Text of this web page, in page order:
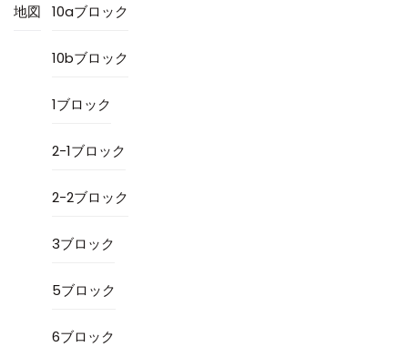
地図 10aブロック
10bブロック
1ブロック
2-1ブロック
2-2ブロック
3ブロック
5ブロック
6ブロック